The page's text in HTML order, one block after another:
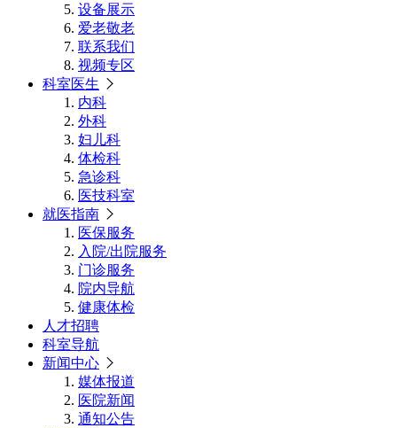
设备展示
爱老敬老
联系我们
视频专区
科室医生
内科
外科
妇儿科
体检科
急诊科
医技科室
就医指南
医保服务
入院/出院服务
门诊服务
院内导航
健康体检
人才招聘
科室导航
新闻中心
媒体报道
医院新闻
通知公告